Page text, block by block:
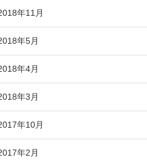
年11月
年5月
年4月
年3月
年10月
年2月